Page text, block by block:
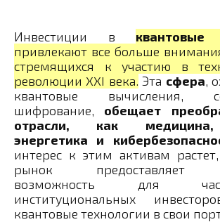
Инвестиции в квантовые
привлекают все больше
стремящихся к участию в
революции XXI века. Эта сфера,
квантовые вычисления,
шифрование, обещает
отрасли, как
энергетика и
интерес к этим активам
рынок предоставляет
возможность для
институциональных
квантовые технологии в свои